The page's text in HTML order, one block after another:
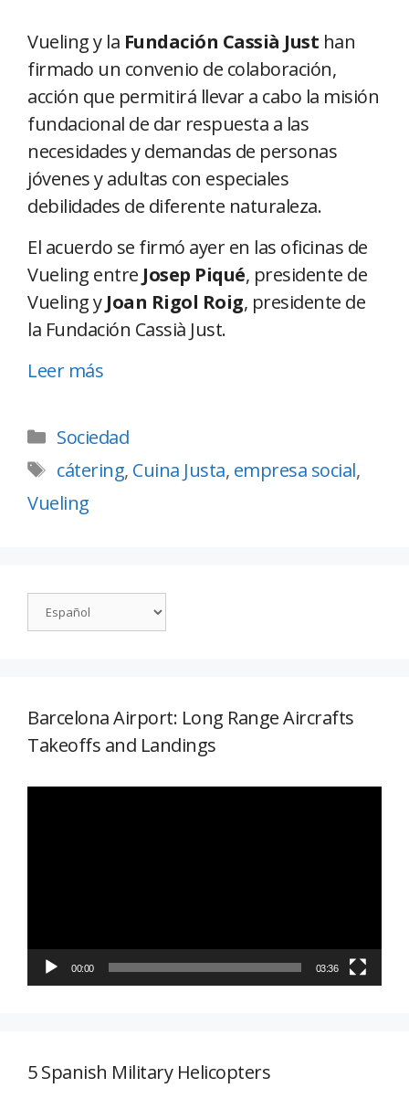
Vueling y la Fundación Cassià Just han
firmado un convenio de colaboración,
acción que permitirá llevar a cabo la misión
fundacional de dar respuesta a las
necesidades y demandas de personas
jóvenes y adultas con especiales
debilidades de diferente naturaleza.
El acuerdo se firmó ayer en las oficinas de
Vueling entre Josep Piqué, presidente de
Vueling y Joan Rigol Roig, presidente de
la Fundación Cassià Just.
Leer más
Sociedad
cátering, Cuina Justa, empresa social,
Vueling
Barcelona Airport: Long Range Aircrafts
Takeoffs and Landings
00:00 03:36
5 Spanish Military Helicopters